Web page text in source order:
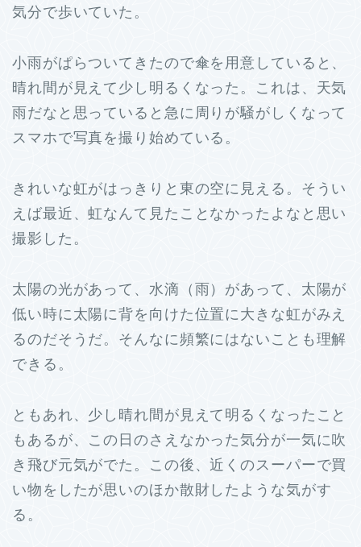
気分で歩いていた。
小雨がぱらついてきたので傘を用意していると、
晴れ間が見えて少し明るくなった。これは、天気
雨だなと思っていると急に周りが騒がしくなって
スマホで写真を撮り始めている。
きれいな虹がはっきりと東の空に見える。そうい
えば最近、虹なんて見たことなかったよなと思い
撮影した。
太陽の光があって、水滴（雨）があって、太陽が
低い時に太陽に背を向けた位置に大きな虹がみえ
るのだそうだ。そんなに頻繁にはないことも理解
できる。
ともあれ、少し晴れ間が見えて明るくなったこと
もあるが、この日のさえなかった気分が一気に吹
き飛び元気がでた。この後、近くのスーパーで買
い物をしたが思いのほか散財したような気がす
る。